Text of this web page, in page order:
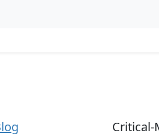
Critical-